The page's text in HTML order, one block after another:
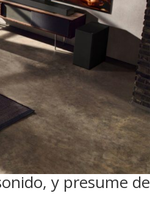
y presume de